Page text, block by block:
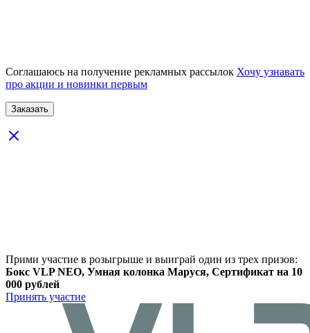
Соглашаюсь на получение рекламных рассылок Хочу узнавать
про акции и новинки первым
Прими участие в розыгрыше и выиграй один из трех призов:
Бокс VLP NEO, Умная колонка Маруся, Сертификат на 10
000 рублей
Принять участие